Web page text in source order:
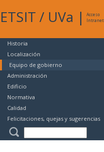
ETSIT / UVa |
Acceso
Intranet
Historia
Localización
Equipo de gobierno
Administración
Edificio
Normativa
Calidad
Felicitaciones, quejas y sugerencias